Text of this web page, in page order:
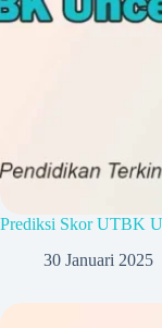
Prediksi Skor UTBK
30 Januari 2025